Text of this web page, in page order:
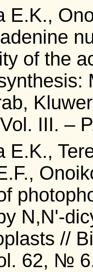
E.K.,
of the
III. –
E.K.,
N,N'-
//
62, №